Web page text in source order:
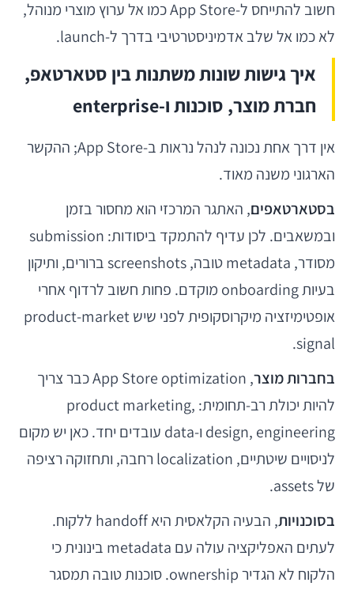
חשוב להתייחס ל-App Store כמו אל ערוץ מוצרי מנוהל,
לא כמו אל שלב אדמיניסטרטיבי בדרך ל-launch.
איך גישות שונות משתנות בין סטארטאפ,
חברת מוצר, סוכנות ו-enterprise
אין דרך אחת נכונה לנהל נראות ב-App Store; ההקשר
הארגוני משנה מאוד.
בסטארטאפים, האתגר המרכזי הוא מחסור בזמן
ובמשאבים. לכן עדיף להתמקד ביסודות: submission
מסודר, metadata טובה, screenshots ברורים, ותיקון
בעיות onboarding מוקדם. פחות חשוב לרדוף אחרי
אופטימיזציה מיקרוסקופית לפני שיש product-market
signal.
בחברות מוצר
, App Store optimization כבר צריך
להיות יכולת רב-תחומית: product marketing,
design, engineering ו-data עובדים יחד. כאן יש מקום
לניסויים שיטתיים, localization רחבה, ותחזוקה רציפה
של assets.
בסוכנויות
, הבעיה הקלאסית היא handoff ללקוח.
לעתים האפליקציה עולה עם metadata בינונית כי
הלקוח לא הגדיר ownership. סוכנות טובה תמסגר